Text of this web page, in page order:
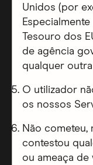
Unidos (por
Tesouro dos
de agência
qualquer
O utilizador
os nossos
Não
contestou
ou ameaça de